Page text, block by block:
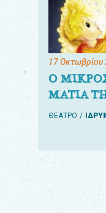
17 Οκτωβρίου
Ο
ΜΑΤΙΑ
ΘΕΑΤΡΟ